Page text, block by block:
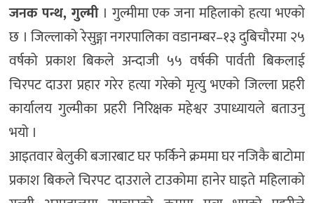
जनक पन्थ, गुल्मी। गुल्मीमा एक जना महिलाको हत्या भएको
छ । जिल्लाको रेसुङ्गा नगरपालिका वडानम्बर–१३ दुबिचौरमा २५
वर्षको प्रकाश बिकले अन्दाजी ५५ वर्षकी पार्वती बिकलाई
चिरपट दाउरा प्रहार गरेर हत्या गरेको मृत्यु भएको जिल्ला प्रहरी
कार्यालय गुल्मीका प्रहरी निरिक्षक महेश्वर उपाध्यायले बताउनु
भयो ।
आइतवार बेलुकी बजारबाट घर फर्किने क्रममा घर नजिकै बाटोमा
प्रकाश बिकले चिरपट दाउराले टाउकोमा हानेर घाइते महिलाको